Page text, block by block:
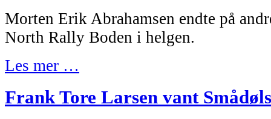
Morten Erik Abrahamsen endte på
North Rally Boden i helgen.
Les mer …
Frank Tore Larsen vant